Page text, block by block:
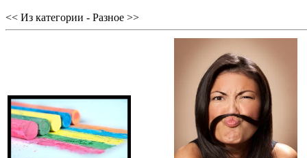
<< Из категории - Разное >>